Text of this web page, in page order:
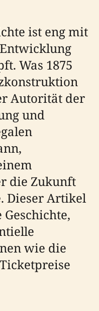
ist eng mit
Was 1875
Autorität der
und
die Zukunft
Dieser Artikel
wie die